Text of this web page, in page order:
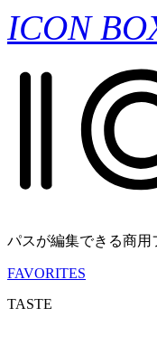
ICON
パスが編集できる商
FAVORITES
TASTE